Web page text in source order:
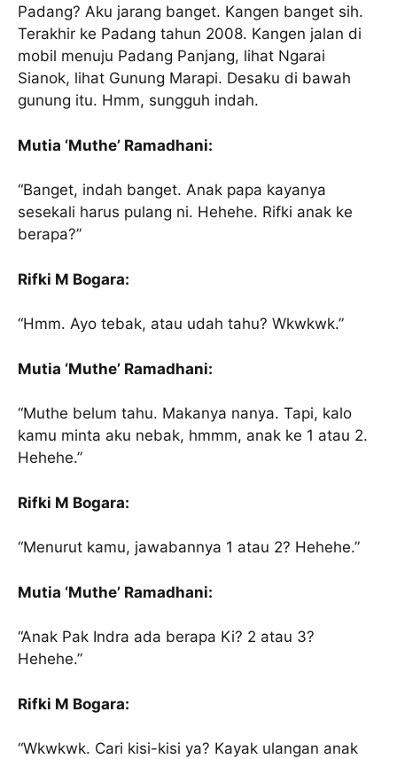
Padang? Aku jarang banget. Kangen banget sih.
Terakhir ke Padang tahun 2008. Kangen jalan di
mobil menuju Padang Panjang, lihat Ngarai
Sianok, lihat Gunung Marapi. Desaku di bawah
gunung itu. Hmm, sungguh indah.
Mutia ‘Muthe’ Ramadhani:
“Banget, indah banget. Anak papa kayanya
sesekali harus pulang ni. Hehehe. Rifki anak ke
berapa?”
Rifki M Bogara:
“Hmm. Ayo tebak, atau udah tahu? Wkwkwk.”
Mutia ‘Muthe’ Ramadhani:
“Muthe belum tahu. Makanya nanya. Tapi, kalo
kamu minta aku nebak, hmmm, anak ke 1 atau 2.
Hehehe.”
Rifki M Bogara:
“Menurut kamu, jawabannya 1 atau 2? Hehehe.”
Mutia ‘Muthe’ Ramadhani:
“Anak Pak Indra ada berapa Ki? 2 atau 3?
Hehehe.”
Rifki M Bogara:
“Wkwkwk. Cari kisi-kisi ya? Kayak ulangan anak